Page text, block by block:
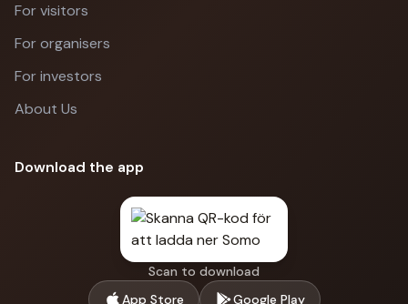
For visitors
For organisers
For investors
About Us
Download the app
Scan to download
App Store
Google Play